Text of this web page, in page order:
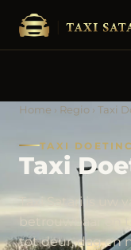
Home › Regio › Taxi
TAXI
Taxi
Taxi Satari is
betrouwbaar en
tot deur, dag en